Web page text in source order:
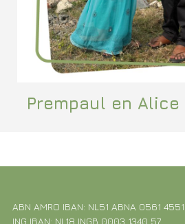
Prempaul en
ABN AMRO IBAN: NL51 ABNA 0561
ING IBAN: NL18 INGB 0003 1340 57